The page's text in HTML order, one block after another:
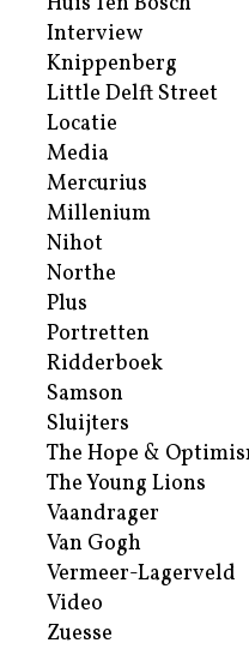
Interview
Knippenberg
Little Delft Street
Locatie
Media
Mercurius
Millenium
Nihot
Northe
Plus
Portretten
Ridderboek
Samson
Sluijters
The Hope &
The Young Lions
Vaandrager
Van Gogh
Vermeer-Lagerveld
Video
Zuesse